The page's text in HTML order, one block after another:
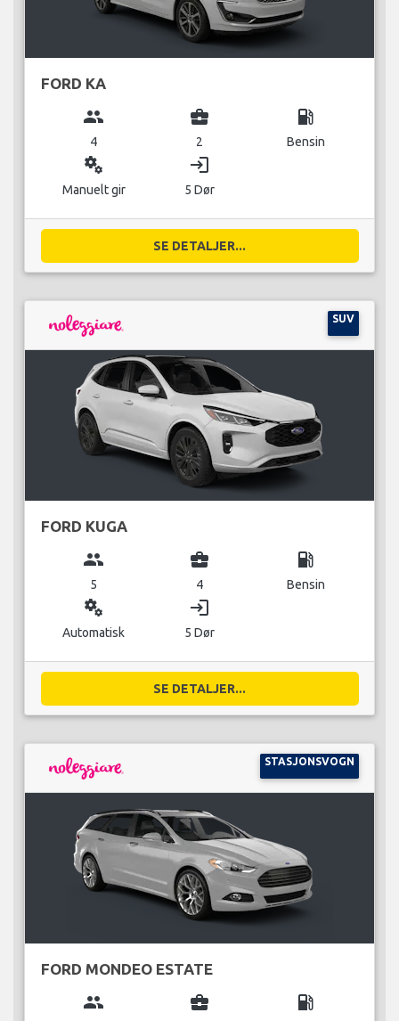
FORD KA
group
4
business_center
2
local_gas_station
Bensin
miscellaneous_services
Manuelt gir
login
5 Dør
SE DETALJER...
SUV
FORD KUGA
group
5
business_center
4
local_gas_station
Bensin
miscellaneous_services
Automatisk
login
5 Dør
SE DETALJER...
STASJONSVOGN
FORD MONDEO ESTATE
group business_center local_gas_station